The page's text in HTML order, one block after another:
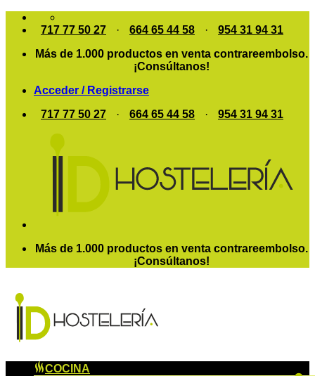
Saltar
717 77 50 27 · 664 65 44 58 ·
954 31 94 31
Más de 1.000 productos en venta contrareembolso.
¡Consúltanos!
Acceder / Registrarse
717 77 50 27
· 664 65 44 58 · 954 31 94 31
Más de 1.000 productos en venta contrareembolso.
¡Consúltanos!
COCINA